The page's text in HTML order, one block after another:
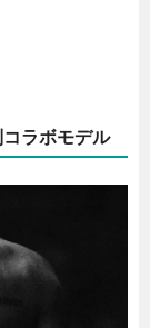
ラボモデル